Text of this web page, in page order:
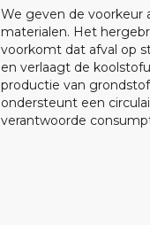
We geven de voorkeur
materialen. Het
voorkomt dat afval op
en verlaagt de
productie van
ondersteunt een
verantwoorde